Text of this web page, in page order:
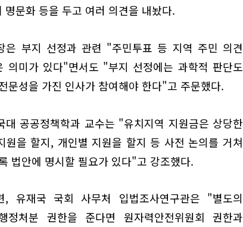
문화 등을 두고 여러 의견을 내놨다.
은 부지 선정과 관련 "주민투표 등 지역 주민 의견
의미가 있다"면서도 "부지 선정에는 과학적 판단도
문성을 가진 인사가 참여해야 한다"고 주문했다.
공공정책학과 교수는 "유치지역 지원금은 상당한
을 할지, 개인별 지원을 할지 등 사전 논의를 거쳐
법안에 명시할 필요가 있다"고 강조했다.
유재국 국회 사무처 입법조사연구관은 "별도의
처분 권한을 준다면 원자력안전위원회 권한과